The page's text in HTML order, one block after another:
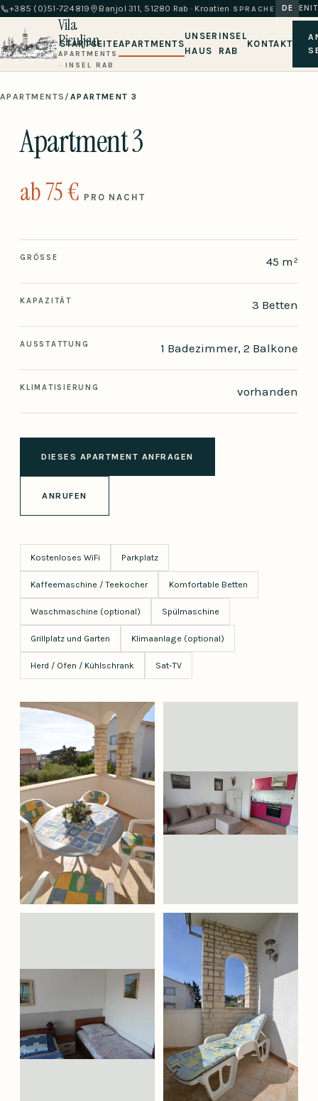
+385 (0)51-724819 Banjol 311, 51280 Rab · Kroatien SPRACHE DE ENIT
Vila
Piculjan
APARTMENTS
· INSEL RAB
STARTSEITEAPARTMENTS
UNSER
HAUS
INSEL
RAB
KONTAKT
APARTMENTS / APARTMENT 3
Apartment 3
ab 75 € PRO NACHT
GRÖSSE 45 m²
KAPAZITÄT 3 Betten
AUSSTATTUNG 1 Badezimmer, 2 Balkone
KLIMATISIERUNG vorhanden
DIESES APARTMENT ANFRAGEN
ANRUFEN
Kostenloses WiFi Parkplatz
Kaffeemaschine / Teekocher Komfortable Betten
Waschmaschine (optional) Spülmaschine
Grillplatz und Garten Klimaanlage (optional)
Herd / Ofen / Kühlschrank Sat-TV